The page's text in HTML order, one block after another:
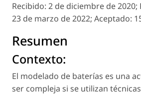
Recibido: 2 de diciembre de 2020;
23 de marzo de 2022; Aceptado:
Resumen
Contexto:
El modelado de baterías es una
ser compleja si se utilizan